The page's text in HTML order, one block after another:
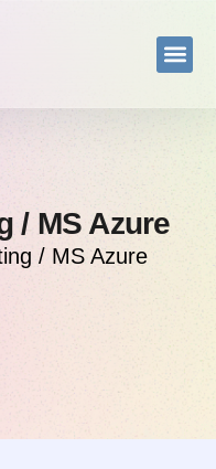
/ MS Azure
/ MS Azure